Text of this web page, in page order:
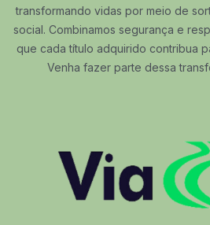
transformando vidas por meio de
social. Combinamos segurança e
que cada título adquirido contribua
Venha fazer parte dessa